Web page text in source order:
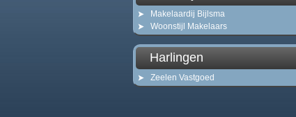
Makelaardij Bijlsma
Woonstijl Makelaars
Harlingen
Zeelen Vastgoed